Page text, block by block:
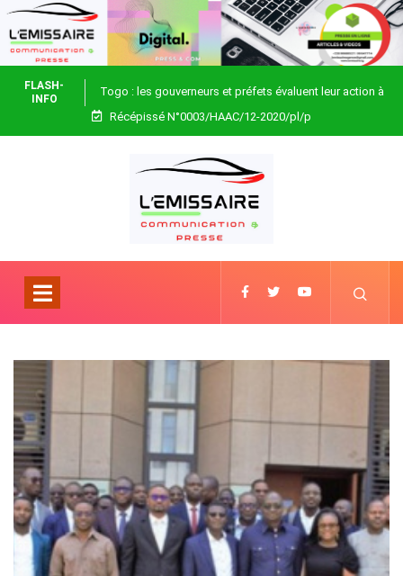
FLASH-
INFO
Togo : les gouverneurs et préfets évaluent leur action à
Blitta
Récépissé N°0003/HAAC/12-2020/pl/p